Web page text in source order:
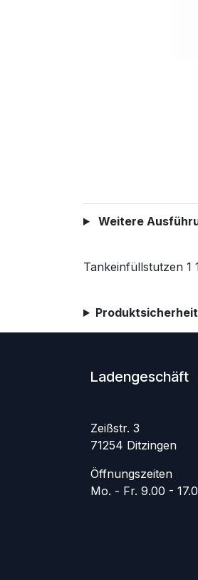
Weitere
Tankeinfüllstutzen 1
Produktsicherheit
Ladengeschäft
Zeißstr. 3
71254 Ditzingen
Öffnungszeiten
Mo. - Fr. 9.00 -